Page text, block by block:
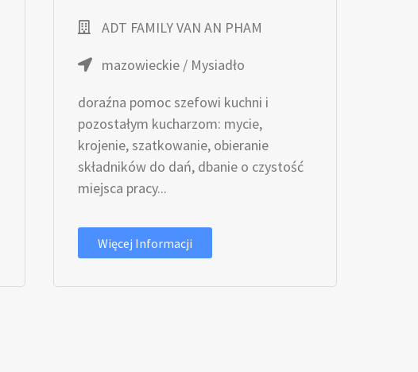
ADT FAMILY VAN AN PHAM
mazowieckie / Mysiadło
doraźna pomoc szefowi kuchni i
pozostałym kucharzom: mycie,
krojenie, szatkowanie, obieranie
składników do dań, dbanie o czystość
miejsca pracy...
Więcej Informacji